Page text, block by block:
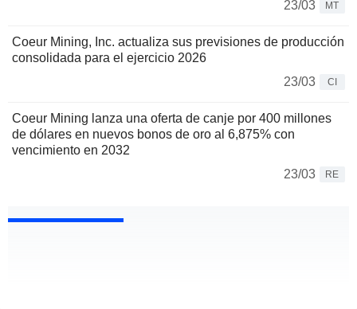
23/03
MT
Coeur Mining, Inc. actualiza sus previsiones de producción
consolidada para el ejercicio 2026
23/03
CI
Coeur Mining lanza una oferta de canje por 400 millones
de dólares en nuevos bonos de oro al 6,875% con
vencimiento en 2032
23/03
RE